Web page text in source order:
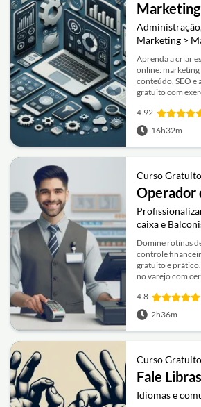
Marketing >
Aprenda a criar
online:
conteúdo, SEO e
gratuito com
4.92
16h32m
Curso Gratuito
Operador
caixa e
Domine rotinas
controle
gratuito e
no varejo com
4.8
2h36m
Curso Gratuito
Fale Libras
Idiomas e